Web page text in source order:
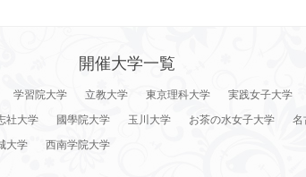
開催大学一覧
学習院大学 立教大学 東京理科大学 実践女子大学
社大学 國學院大学 玉川大学 お茶の水女子大学
名
大学 西南学院大学